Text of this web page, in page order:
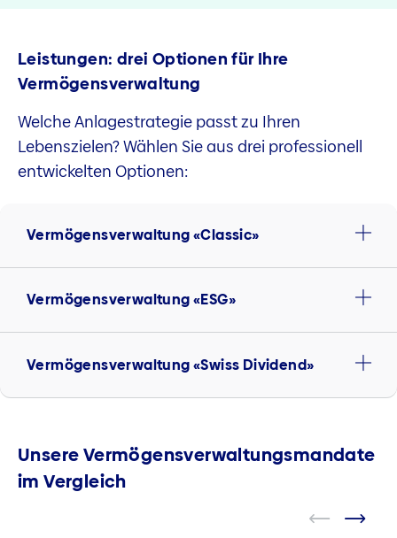
Leistungen: drei Optionen für Ihre
Vermögensverwaltung
Welche Anlagestrategie passt zu Ihren
Lebenszielen? Wählen Sie aus drei professionell
entwickelten Optionen:
Vermögensverwaltung «Classic»
Vermögensverwaltung «ESG»
Vermögensverwaltung «Swiss Dividend»
Unsere Vermögensverwaltungsmandate
im Vergleich